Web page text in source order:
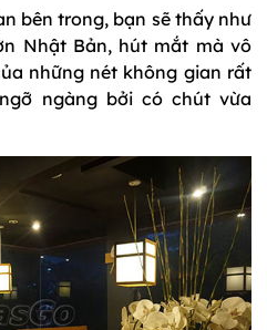
bên trong, bạn sẽ thấy như
Nhật Bản, hút mắt mà vô
những nét không gian rất
ngàng bởi có chút vừa